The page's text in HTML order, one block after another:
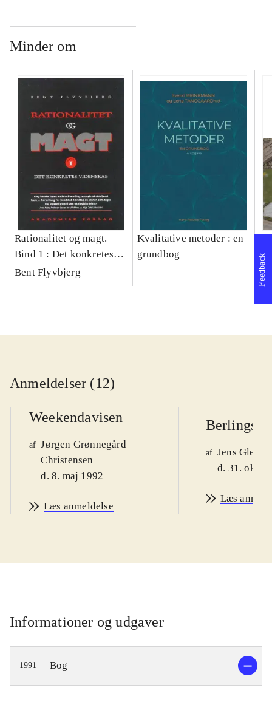
Minder om
Rationalitet og magt.
Bind 1 : Det konkretes
videnskab
Bent Flyvbjerg
Kvalitative metoder : en
grundbog
Anmeldelser (12)
Weekendavisen
af Jørgen Grønnegård
Christensen
d. 8. maj 1992
Læs anmeldelse
af Jens
d. 31. okt.
Læs
Informationer og udgaver
1991 Bog
Feedback